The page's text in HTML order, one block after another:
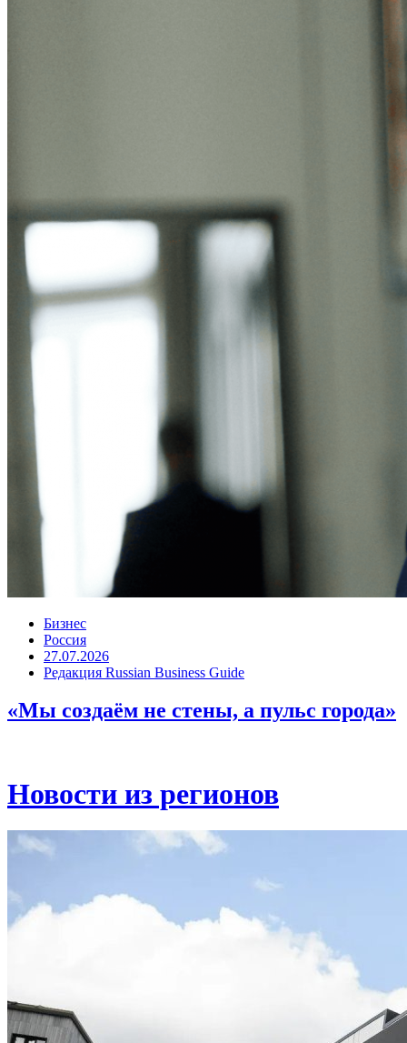
Бизнес
Россия
27.07.2026
Редакция Russian Business Guide
«Мы создаём не стены, а пульс города»
Новости из регионов